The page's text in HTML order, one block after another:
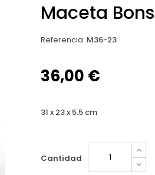
Maceta
Referencia: M36-23
36,00 €
31 x 23 x 5.5 cm
Cantidad